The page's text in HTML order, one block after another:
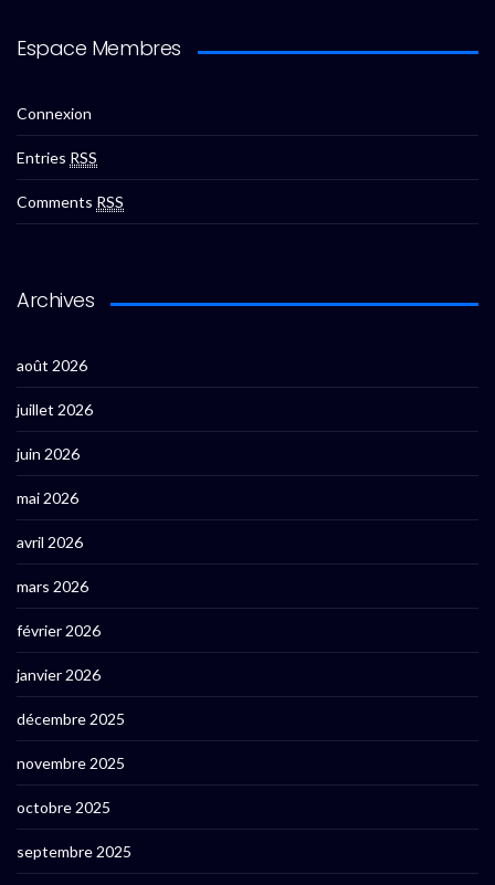
Espace Membres
Connexion
Entries RSS
Comments RSS
Archives
août 2026
juillet 2026
juin 2026
mai 2026
avril 2026
mars 2026
février 2026
janvier 2026
décembre 2025
novembre 2025
octobre 2025
septembre 2025